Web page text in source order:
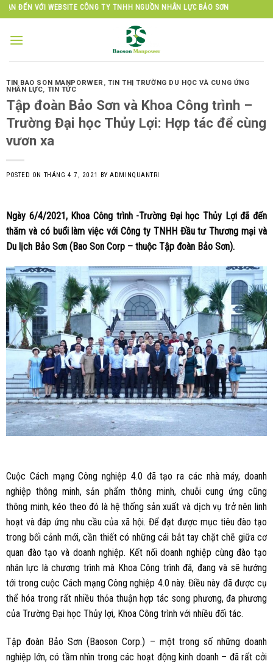
Skip
to
content
CÔNG TY TNHH NGUỒN NHÂN LỰC BẢO SƠN
TIN BAO SON MANPORWER , TIN THỊ TRƯỜNG DU HỌC VÀ CUNG ỨNG
NHÂN LỰC, TIN TỨC
Tập đoàn Bảo Sơn và Khoa Công trình –
Trường Đại học Thủy Lợi: Hợp tác để cùng
vươn xa
POSTED ON THÁNG 4 7, 2021 BYADMINQUANTRI
Ngày 6/4/2021, Khoa Công trình -Trường Đại học Thủy Lợi đã đến
thăm và có buổi làm việc với Công ty TNHH Đầu tư Thương mại và
Du lịch Bảo Sơn (Bao Son Corp – thuộc Tập đoàn Bảo Sơn).
Cuộc Cách mạng Công nghiệp 4.0 đã tạo ra các nhà máy, doanh
nghiệp thông minh, sản phẩm thông minh, chuỗi cung ứng cũng
thông minh, kéo theo đó là hệ thống sản xuất và dịch vụ trở nên linh
hoạt và đáp ứng nhu cầu của xã hội. Để đạt được mục tiêu đào tạo
trong bối cảnh mới, cần thiết có những cái bắt tay chặt chẽ giữa cơ
quan đào tạo và doanh nghiệp. Kết nối doanh nghiệp cùng đào tạo
nhân lực là chương trình mà Khoa Công trình đã, đang và sẽ hướng
tới trong cuộc Cách mạng Công nghiệp 4.0 này. Điều này đã được cụ
thể hóa trong rất nhiều thỏa thuận hợp tác song phương, đa phương
của Trường Đại học Thủy lợi, Khoa Công trình với nhiều đối tác.
Tập đoàn Bảo Sơn (Baoson Corp.) – một trong số những doanh
nghiệp lớn, có tầm nhìn trong các hoạt động kinh doanh – đã rất cởi